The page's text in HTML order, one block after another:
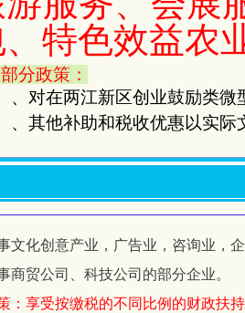
特色效益农
分政策：
、对在两江新区创业鼓励类
、其他补助和税收优惠以实际
文化创意产业，广告业，咨询业，
商贸公司、科技公司的部分企业。
：享受按缴税的不同比例的财政扶